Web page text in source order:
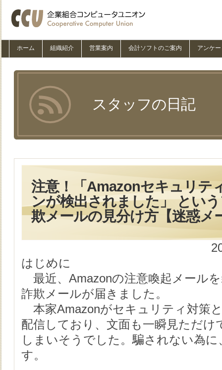
ホーム 組織紹介 営業案内 会計ソフトのご案内 アンケ
スタッフの日記
注意！「Amazonセキュリテ
ンが検出されました」 とい
欺メールの見分け方【迷惑メ
はじめに
最近、Amazonの注意喚起メール
詐欺メールが届きました。
本家Amazonがセキュリティ対策
配信しており、文面も一瞬見ただけ
しまいそうでした。騙されない為
す。